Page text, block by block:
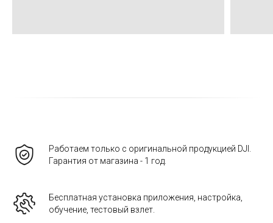
Работаем только с оригинальной продукцией DJI.
Гарантия от магазина - 1 год.
Бесплатная установка приложения, настройка,
обучение, тестовый взлет.